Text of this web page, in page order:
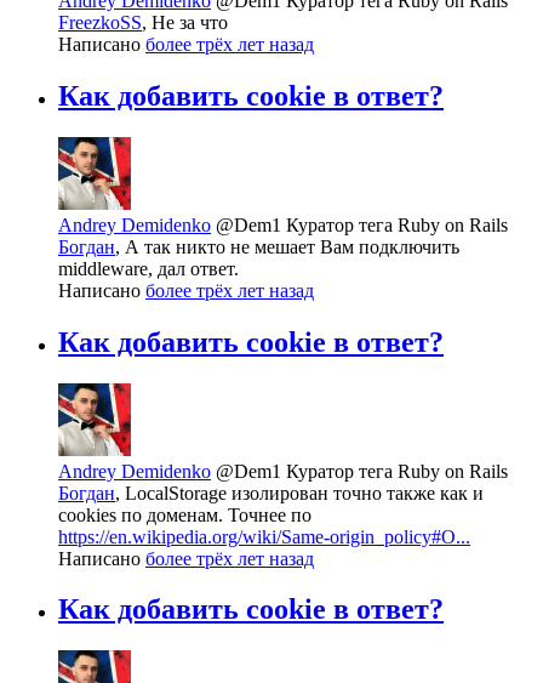
FreezkoSS, Не за что
Написано более трёх лет назад
Как добавить cookie в ответ?
Andrey Demidenko @Dem1 Куратор тега Ruby on Rails
Богдан, А так никто не мешает Вам подключить
middleware, дал ответ.
Написано более трёх лет назад
Как добавить cookie в ответ?
Andrey Demidenko @Dem1 Куратор тега Ruby on Rails
Богдан, LocalStorage изолирован точно также как и
cookies по доменам. Точнее по
https://en.wikipedia.org/wiki/Same-origin_policy#O...
Написано более трёх лет назад
Как добавить cookie в ответ?